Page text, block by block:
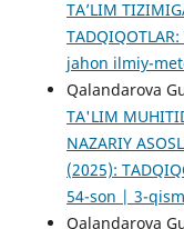
TA’LIM
jahon ilmiy-
Qalandarova
TA'LIM
NAZARIY
(2025):
54-son | 3-qism
Qalandarova